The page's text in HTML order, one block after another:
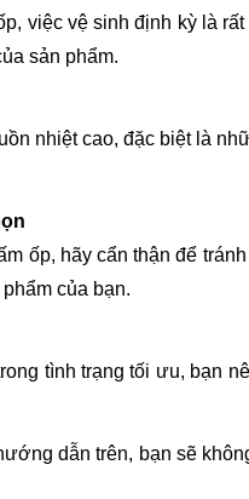
việc vệ sinh định kỳ là
sản phẩm.
nhiệt cao, đặc biệt là
ốp, hãy cẩn thận để
của bạn.
tình trạng tối ưu, bạn
dẫn trên, bạn sẽ